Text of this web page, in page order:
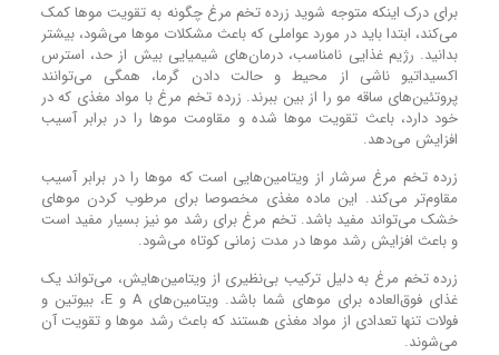
برای درک اینکه متوجه شوید زرده تخم مرغ چگونه به تقویت مو‌ها کمک
می‌کند، ابتدا باید در مورد عواملی که باعث مشکلات موها می‌شود، بیشتر
بدانید. رژیم غذایی نامناسب، درمان‌های شیمیایی بیش از حد، استرس
اکسیداتیو ناشی از محیط و حالت دادن گرما، همگی می‌توانند
پروتئین‌های ساقه مو را از بین ببرند. زرده تخم مرغ با مواد مغذی که در
خود دارد، باعث تقویت مو‌ها شده و مقاومت مو‌ها را در برابر آسیب
افزایش می‌دهد.
زرده تخم مرغ سرشار از ویتامین‌هایی است که موها را در برابر آسیب
مقاوم‌تر می‌کند. این ماده مغذی مخصوصا برای مرطوب کردن مو‌های
خشک می‌تواند مفید باشد. تخم مرغ برای رشد مو نیز بسیار مفید است
و باعث افزایش رشد مو‌ها در مدت زمانی کوتاه می‌شود.
زرده تخم مرغ به دلیل ترکیب بی‌نظیری از ویتامین‌هایش، می‌تواند یک
غذای فوق‌العاده برای مو‌های شما باشد. ویتامین‌های A و E، بیوتین و
فولات تنها تعدادی از مواد مغذی هستند که باعث رشد مو‌ها و تقویت آن
می‌شوند.